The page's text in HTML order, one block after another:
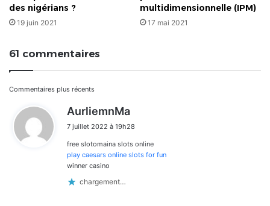
des nigérians ?
19 juin 2021
multidimensionnelle (IPM)
17 mai 2021
61 commentaires
Navigation
dans
les
commentaires
Commentaires plus récents
AurliemnMa
t
:
7 juillet 2022 à 19h28
free slotomaina slots online
play caesars online slots for fun
winner casino
chargement…